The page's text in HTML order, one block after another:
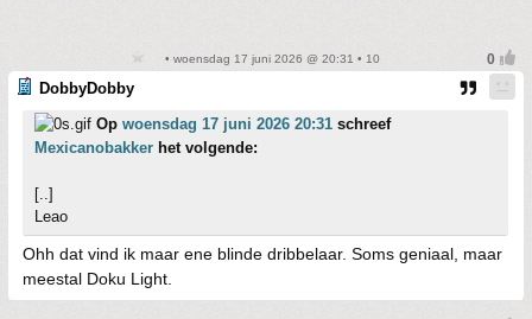
• woensdag 17 juni 2026 @ 20:31 • 10
DobbyDobby
Op woensdag 17 juni 2026 20:31 schreef
Mexicanobakker het volgende:
[..]
Leao
Ohh dat vind ik maar ene blinde dribbelaar. Soms geniaal, maar
meestal Doku Light.